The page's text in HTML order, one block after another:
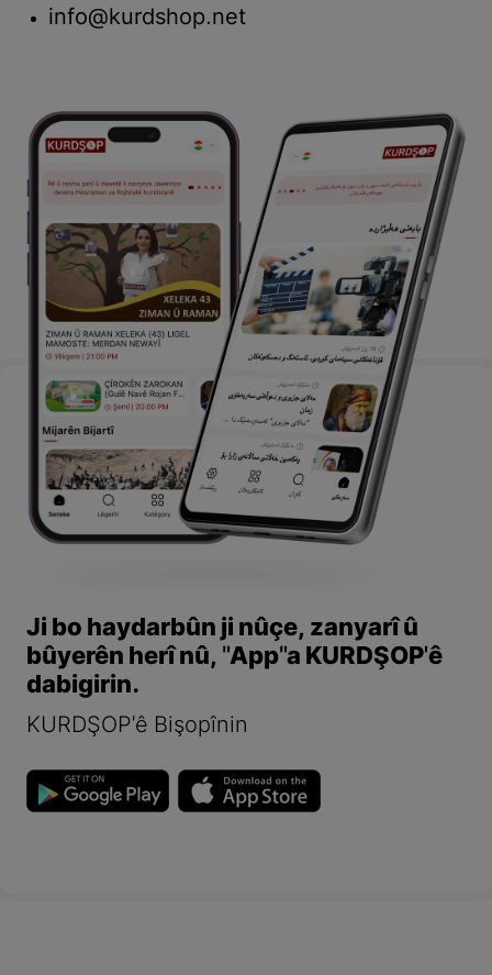
info@kurdshop.net
Ji bo haydarbûn ji nûçe, zanyarî û
bûyerên herî nû, "App"a KURDŞOP'ê
dabigirin.
KURDŞOP'ê Bişopînin